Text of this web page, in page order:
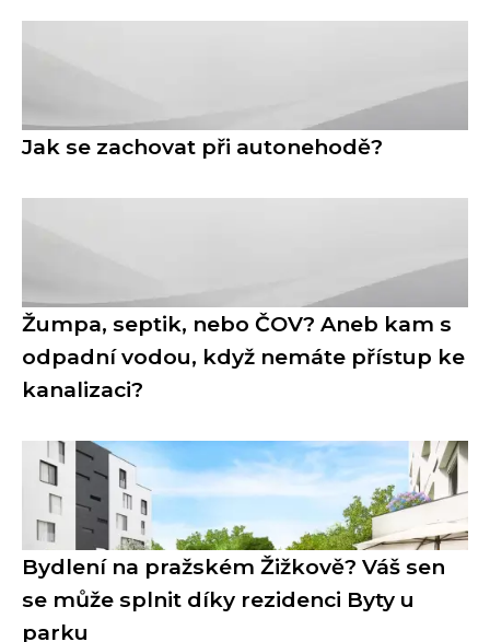
Jak se zachovat při autonehodě?
Žumpa, septik, nebo ČOV? Aneb kam s
odpadní vodou, když nemáte přístup ke
kanalizaci?
Bydlení na pražském Žižkově? Váš sen
se může splnit díky rezidenci Byty u
parku